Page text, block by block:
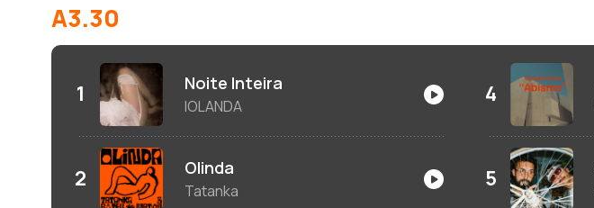
A3.30
Noite Inteira
IOLANDA
Olinda
Tatanka